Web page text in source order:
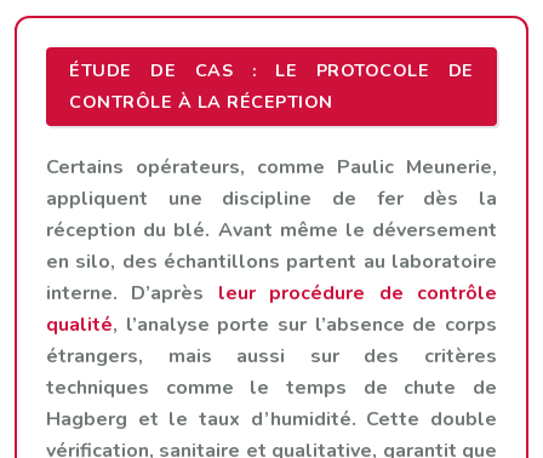
ÉTUDE DE CAS : LE PROTOCOLE DE
CONTRÔLE À LA RÉCEPTION
Certains opérateurs, comme Paulic Meunerie,
appliquent une discipline de fer dès la
réception du blé. Avant même le déversement
en silo, des échantillons partent au laboratoire
interne. D’après leur procédure de contrôle
qualité, l’analyse porte sur l’absence de corps
étrangers, mais aussi sur des critères
techniques comme le temps de chute de
Hagberg et le taux d’humidité. Cette double
vérification, sanitaire et qualitative, garantit que